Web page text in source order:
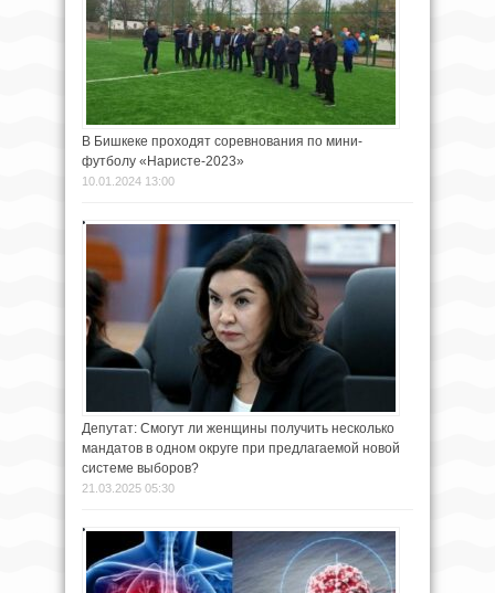
В Бишкеке проходят соревнования по мини-
футболу «Наристе-2023»
10.01.2024 13:00
Депутат: Смогут ли женщины получить несколько
мандатов в одном округе при предлагаемой новой
системе выборов?
21.03.2025 05:30